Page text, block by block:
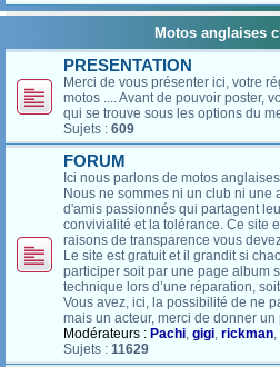
Motos anglaises
PRESENTATION
Merci de vous présenter ici, votre
motos .... Avant de pouvoir poster,
qui se trouve sous les options du
Sujets : 609
FORUM
Ici nous parlons de motos
Nous ne sommes ni un club ni une
d'amis passionnés qui partagent
convivialité et la tolérance. Ce site
raisons de transparence vous
Le site est gratuit et il grandit si
participer soit par une page album
technique lors d’une réparation,
Vous avez, ici, la possibilité de ne
mais un acteur, merci de donner
Modérateurs : Pachi, gigi, rickman,
Sujets : 11629